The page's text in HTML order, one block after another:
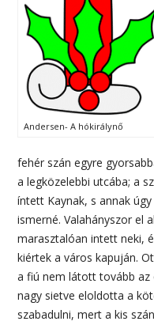
Andersen- A hókirálynő
fehér szán egyre
a legközelebbi utcába; a
íntett Kaynak, s annak
ismerné. Valahányszor el
marasztalóan intett neki,
kiértek a város kapuján.
a fiú nem látott tovább az
nagy sietve eloldotta a
szabadulni, mert a kis